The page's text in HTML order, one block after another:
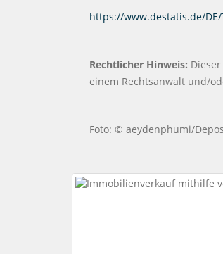
https://www.destatis.de/
Rechtlicher Hinweis:
einem Rechtsanwalt und/
Foto: © aeydenphumi/